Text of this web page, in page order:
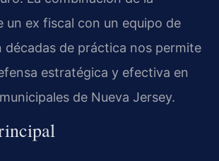
un ex fiscal con un equipo de
décadas de práctica nos permite
estratégica y efectiva en
de Nueva Jersey.